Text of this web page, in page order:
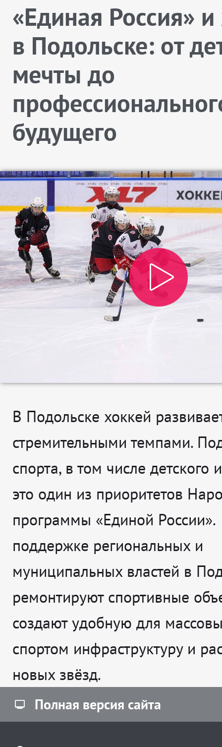
«Единая Россия»
в Подольске: от
мечты до
будущего
В Подольске хоккей
стремительными темпами.
спорта, в том числе детского
это один из приоритетов
программы «Единой России».
поддержке региональных и
муниципальных властей в
ремонтируют спортивные
создают удобную для
спортом инфраструктуру и
новых звёзд.
Полная версия сайта